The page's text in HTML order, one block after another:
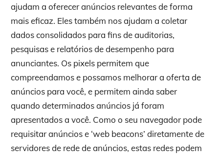
ajudam a oferecer anúncios relevantes de forma
mais eficaz. Eles também nos ajudam a coletar
dados consolidados para fins de auditorias,
pesquisas e relatórios de desempenho para
anunciantes. Os pixels permitem que
compreendamos e possamos melhorar a oferta de
anúncios para você, e permitem ainda saber
quando determinados anúncios já foram
apresentados a você. Como o seu navegador pode
requisitar anúncios e ‘web beacons’ diretamente de
servidores de rede de anúncios, estas redes podem